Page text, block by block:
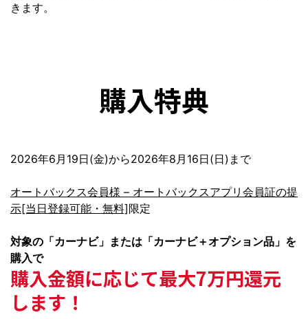
きます。
購入特典
2026年6月19日(金)から2026年8月16日(日)まで
オートバックス会員様 – オートバックスアプリ会員証の提
示[当日登録可能・無料]限定
対象の「カーナビ」または「カーナビ＋オプション品」を
購入で
購入金額に応じて最大7万円還元
します！